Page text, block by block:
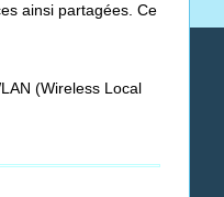
ainsi partagées. Ce
(Wireless Local